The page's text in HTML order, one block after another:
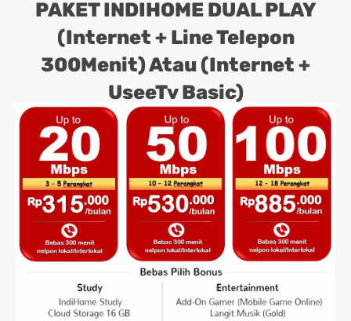
PAKET INDIHOME DUAL PLAY
(Internet + Line Telepon
300Menit) Atau (Internet +
UseeTv Basic)